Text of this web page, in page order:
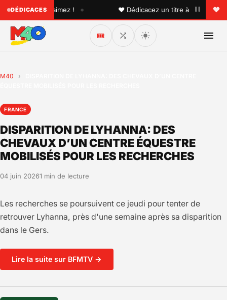
DÉDICACES
que vous aimez ! • ♥ Dédicacez un titre à vos proches
🎟️
M40 ›
FRANCE
DISPARITION DE LYHANNA: DES
CHEVAUX D’UN CENTRE ÉQUESTRE
MOBILISÉS POUR LES RECHERCHES
04 juin 20261 min de lecture
Les recherches se poursuivent ce jeudi pour tenter de
retrouver Lyhanna, près d'une semaine après sa disparition
dans le Gers.
Lire la suite sur BFMTV →